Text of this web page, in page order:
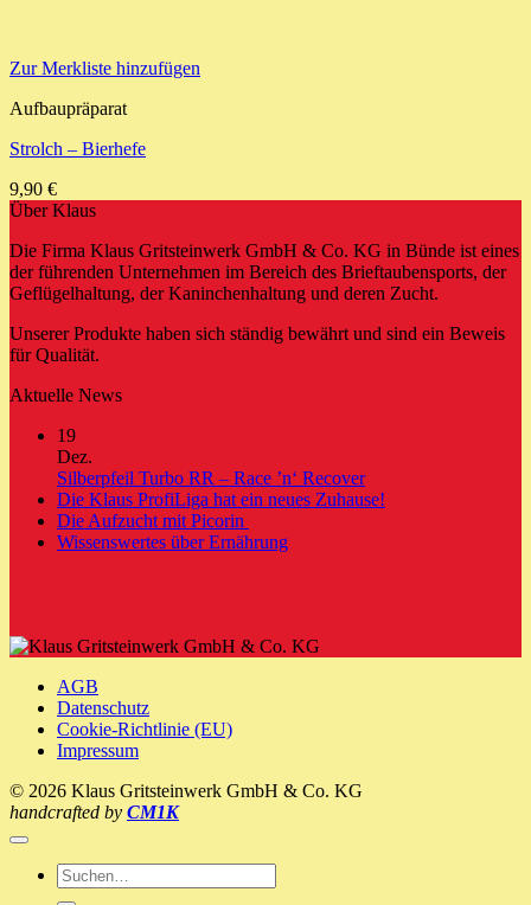
Zur Merkliste hinzufügen
Aufbaupräparat
Strolch – Bierhefe
9,90 €
Über Klaus
Die Firma Klaus Gritsteinwerk GmbH & Co. KG in Bünde ist eines
der führenden Unternehmen im Bereich des Brieftaubensports, der
Geflügelhaltung, der Kaninchenhaltung und deren Zucht.
Unserer Produkte haben sich ständig bewährt und sind ein Beweis
für Qualität.
Aktuelle News
19
Dez.
Silberpfeil Turbo RR – Race ’n‘ RecoverKeine
Kommentare
Die Klaus ProfiLiga hat ein neues Zuhause!
Die Aufzucht mit Picorin
Kommentare
Picorin
Wissenswertes über ErnährungKeine
Ernährung
AGB
Datenschutz
Cookie-Richtlinie (EU)
Impressum
© 2026 Klaus Gritsteinwerk GmbH & Co. KG
handcrafted by CM1K
Suche
nach: